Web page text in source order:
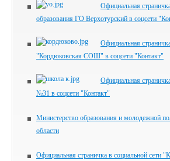
Официальная
образования ГО Верхотурский в соцсети
Официальная
"Кордюковская СОШ" в соцсети "Контакт"
Официальная
№31 в соцсети "Контакт"
Министерство образования и молодежной
области
Официальная страничка в социальной сети